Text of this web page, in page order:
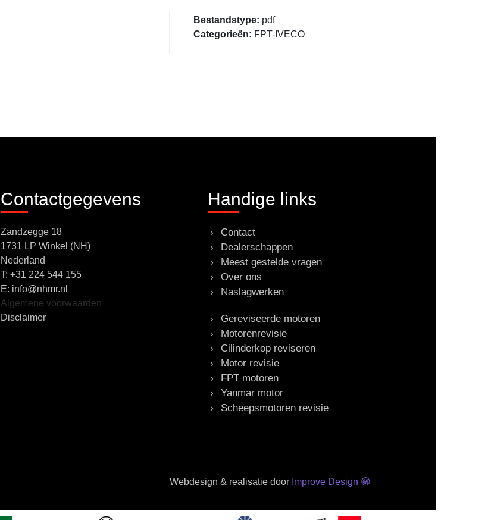
Bestandstype: pdf
Categorieën: FPT-IVECO
Contactgegevens
Zandzegge 18
1731 LP Winkel (NH)
Nederland
T: +31 224 544 155
E: info@nhmr.nl
Algemene voorwaarden
Disclaimer
Handige links
Contact
Dealerschappen
Meest gestelde vragen
Over ons
Naslagwerken
Gereviseerde motoren
Motorenrevisie
Cilinderkop reviseren
Motor revisie
FPT motoren
Yanmar motor
Scheepsmotoren revisie
Webdesign & realisatie door Improve Design 😁